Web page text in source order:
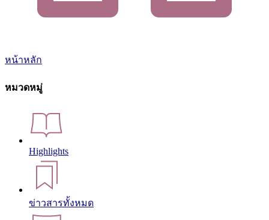
หน้าหลัก
หมวดหมู่
Highlights
ข่าวสารทั้งหมด